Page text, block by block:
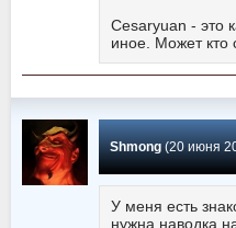
Cesaryuan - это
иное. Может кто
Shmong(20 июня 2026
У меня есть
нужна наводка